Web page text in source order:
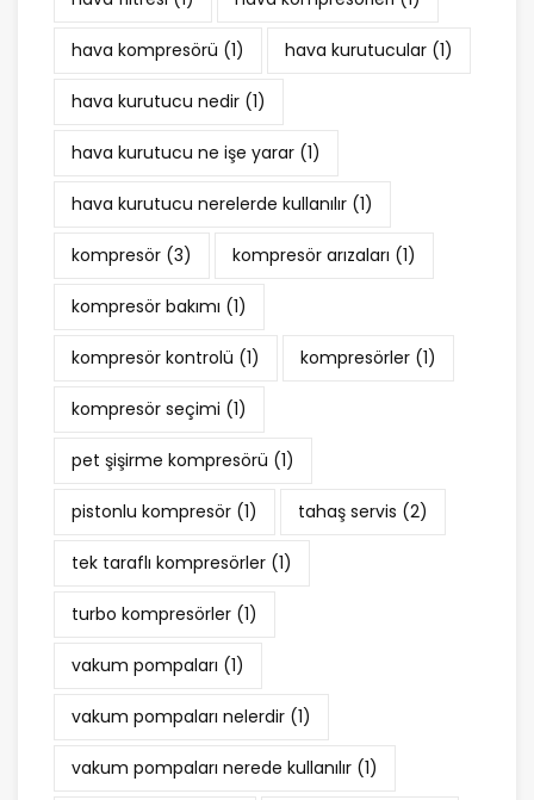
hava kompresörü (1) hava kurutucular (1)
hava kurutucu nedir (1)
hava kurutucu ne işe yarar (1)
hava kurutucu nerelerde kullanılır (1)
kompresör (3) kompresör arızaları (1)
kompresör bakımı (1)
kompresör kontrolü (1) kompresörler (1)
kompresör seçimi (1)
pet şişirme kompresörü (1)
pistonlu kompresör (1) tahaş servis (2)
tek taraflı kompresörler (1)
turbo kompresörler (1)
vakum pompaları (1)
vakum pompaları nelerdir (1)
vakum pompaları nerede kullanılır (1)